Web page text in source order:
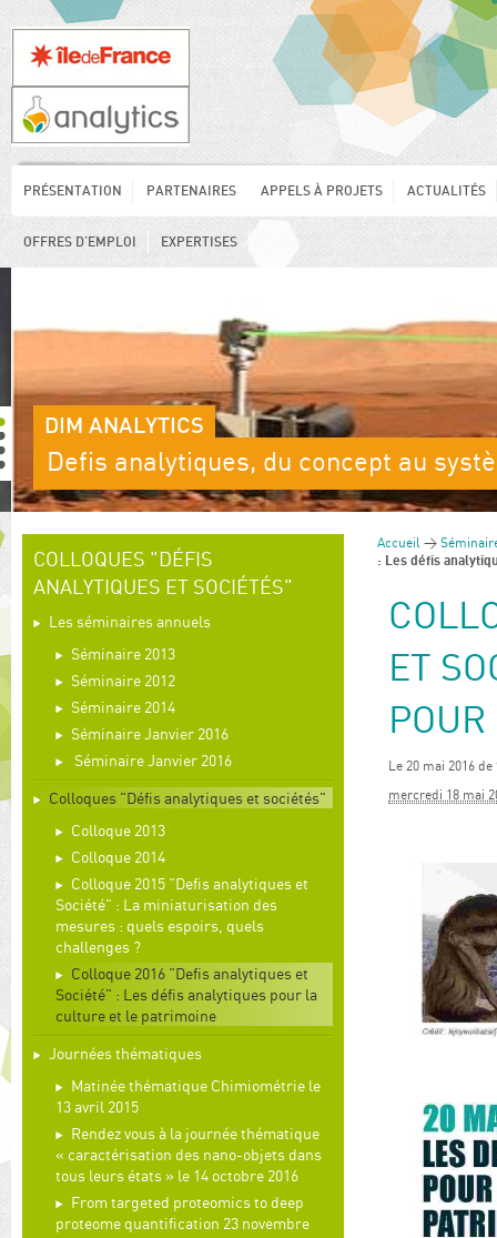
PRÉSENTATION PARTENAIRES APPELS À PROJETS ACTUALITÉS
OFFRES D’EMPLOI EXPERTISES
DIM ANALYTICS
Defis analytiques, du concept au
COLLOQUES "DÉFIS
ANALYTIQUES ET SOCIÉTÉS"
Les séminaires annuels
Séminaire 2013
Séminaire 2012
Séminaire 2014
Séminaire Janvier 2016
Séminaire Janvier 2016
Colloques "Défis analytiques et sociétés"
Colloque 2013
Colloque 2014
Colloque 2015 "Defis analytiques et
Société" : La miniaturisation des
mesures : quels espoirs, quels
challenges ?
Colloque 2016 "Defis analytiques et
Société" : Les défis analytiques pour la
culture et le patrimoine
Journées thématiques
Matinée thématique Chimiométrie le
13 avril 2015
Rendez vous à la journée thématique
« caractérisation des nano-objets dans
tous leurs états » le 14 octobre 2016
From targeted proteomics to deep
proteome quantification 23 novembre
Accueil >
: Les défis
ET
Le 20 mai 2016 de
mercredi 18 mai